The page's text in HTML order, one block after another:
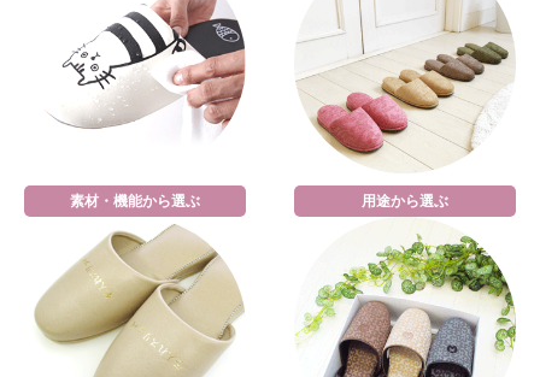
素材・機能から選ぶ 用途から選ぶ